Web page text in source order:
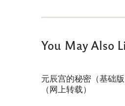
You May Also
元辰宫的秘密（基础版
（网上转载）